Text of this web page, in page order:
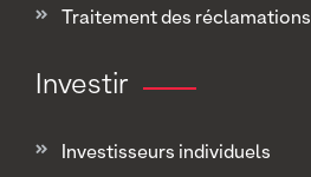
Traitement des réclamations
Investir
Investisseurs individuels